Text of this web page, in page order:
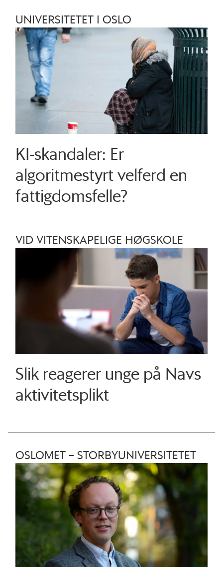
UNIVERSITETET I OSLO
KI-skandaler: Er
algoritmestyrt velferd en
fattigdomsfelle?
VID VITENSKAPELIGE HØGSKOLE
Slik reagerer unge på Navs
aktivitetsplikt
OSLOMET – STORBYUNIVERSITETET